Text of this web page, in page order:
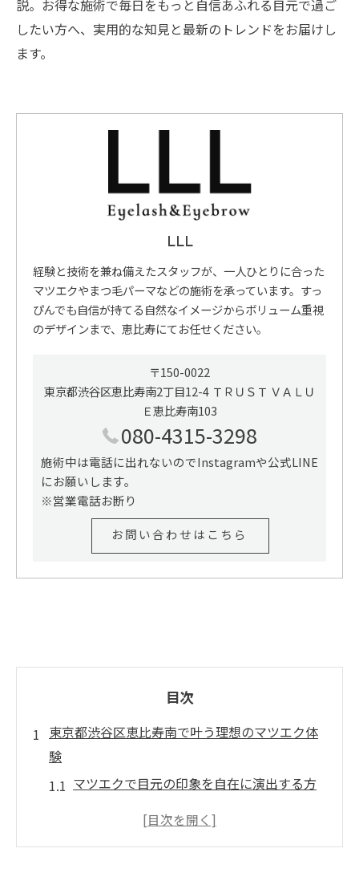
説。お得な施術で毎日をもっと自信あふれる目元で過ご
したい方へ、実用的な知見と最新のトレンドをお届けし
ます。
LLL
経験と技術を兼ね備えたスタッフが、一人ひとりに合った
マツエクやまつ毛パーマなどの施術を承っています。すっ
ぴんでも自信が持てる自然なイメージからボリューム重視
のデザインまで、恵比寿にてお任せください。
〒150-0022
東京都渋谷区恵比寿南2丁目12-4 ＴＲＵＳＴ ＶＡＬＵ
Ｅ恵比寿南103
080-4315-3298
施術中は電話に出れないのでInstagramや公式LINE
にお願いします。
※営業電話お断り
お問い合わせはこちら
目次
東京都渋谷区恵比寿南で叶う理想のマツエク体
験
マツエクで目元の印象を自在に演出する方
東京都渋谷区恵比寿南のマツエクで理想を